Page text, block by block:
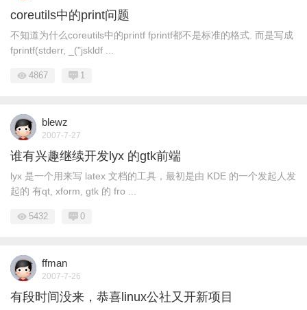
coreutils中的print问题
不知道为什么coreutils中的printf fprintf都不是标准的格式. 而是写成
fprintf(stderr, _("jskldf ...
4867 1
blewz
2007-7-27
谁有兴趣继续开发lyx 的gtk前端
lyx 是一个用来写 latex 文档的工具，最初是由 KDE 的一个发起人发
起的 有qt, xform, gtk 的 fro ...
5432 0
ffman
2007-7-26
有段时间没来，恭喜linux公社又开新项目